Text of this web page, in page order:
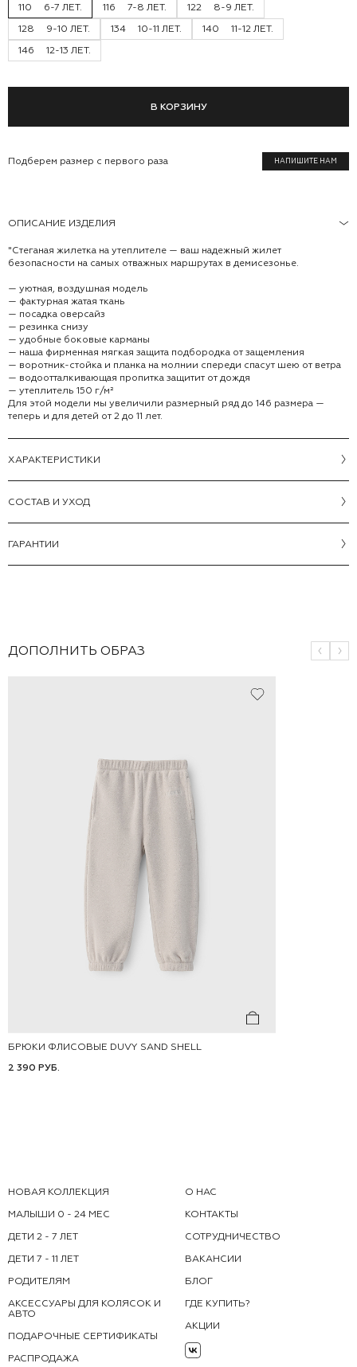
110 6-7 ЛЕТ. 116 7-8 ЛЕТ. 122 8-9 ЛЕТ.
128 9-10 ЛЕТ. 134 10-11 ЛЕТ. 140 11-12 ЛЕТ.
146 12-13 ЛЕТ.
В КОРЗИНУ
Подберем размер с первого раза НАПИШИТЕ НАМ
ОПИСАНИЕ ИЗДЕЛИЯ
"Стеганая жилетка на утеплителе — ваш надежный жилет
безопасности на самых отважных маршрутах в демисезонье.
— уютная, воздушная модель
— фактурная жатая ткань
— посадка оверсайз
— резинка снизу
— удобные боковые карманы
— наша фирменная мягкая защита подбородка от защемления
— воротник-стойка и планка на молнии спереди спасут шею от ветра
— водоотталкивающая пропитка защитит от дождя
— утеплитель 150 г/м²
Для этой модели мы увеличили размерный ряд до 146 размера —
теперь и для детей от 2 до 11 лет.
ХАРАКТЕРИСТИКИ
CОСТАВ И УХОД
ГАРАНТИИ
ДОПОЛНИТЬ ОБРАЗ
92
БРЮКИ ФЛИСОВЫЕ DUVY SAND SHELL
2 390 РУБ.
НОВАЯ КОЛЛЕКЦИЯ
МАЛЫШИ 0 - 24 МЕС
ДЕТИ 2 - 7 ЛЕТ
ДЕТИ 7 - 11 ЛЕТ
РОДИТЕЛЯМ
АКСЕССУАРЫ ДЛЯ КОЛЯСОК И
АВТО
ПОДАРОЧНЫЕ СЕРТИФИКАТЫ
РАСПРОДАЖА
О НАС
КОНТАКТЫ
СОТРУДНИЧЕСТВО
ВАКАНСИИ
БЛОГ
ГДЕ КУПИТЬ?
АКЦИИ